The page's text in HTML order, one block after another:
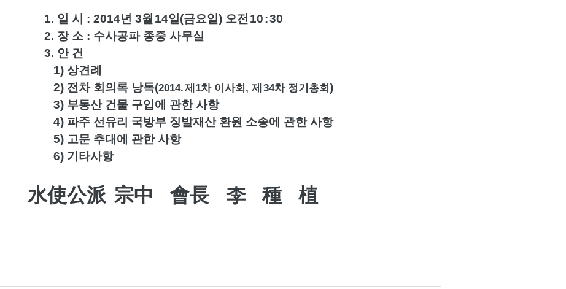
1. 일 시 : 2014년 3월 14일(금요일) 오전 10:30
2. 장 소 : 수사공파 종중 사무실
3. 안 건
1) 상견례
2) 전차 회의록 낭독(2014.제1차 이사회, 제 34차 정기총회 )
3) 부동산 건물 구입에 관한 사항
4) 파주 선유리 국방부 징발재산 환원 소송에 관한 사항
5) 고문 추대에 관한 사항
6) 기타사항
水使公派 宗中 會長 李 種 植